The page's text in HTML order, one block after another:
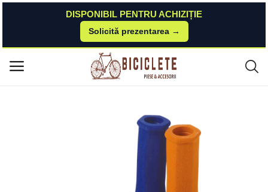
DISPONIBIL PENTRU ACHIZIȚIE
Solicită prezentarea →
Meniu principal
Accesorii-design-ornament
Mansoane WAG Hexagon Neoprene, lungime 125mm, culoare verde WA